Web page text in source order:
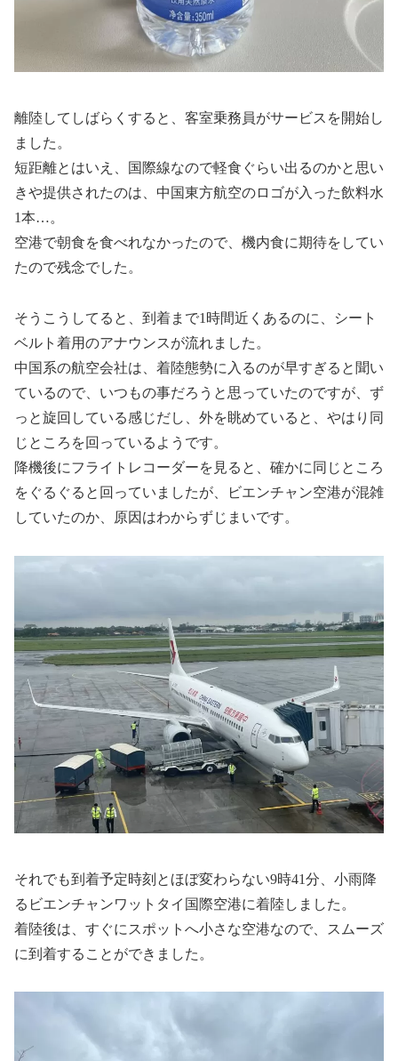
離陸してしばらくすると、客室乗務員がサービスを開始し
ました。
短距離とはいえ、国際線なので軽食ぐらい出るのかと思い
きや提供されたのは、中国東方航空のロゴが入った飲料水
1本…。
空港で朝食を食べれなかったので、機内食に期待をしてい
たので残念でした。
そうこうしてると、到着まで1時間近くあるのに、シート
ベルト着用のアナウンスが流れました。
中国系の航空会社は、着陸態勢に入るのが早すぎると聞い
ているので、いつもの事だろうと思っていたのですが、ず
っと旋回している感じだし、外を眺めていると、やはり同
じところを回っているようです。
降機後にフライトレコーダーを見ると、確かに同じところ
をぐるぐると回っていましたが、ビエンチャン空港が混雑
していたのか、原因はわからずじまいです。
それでも到着予定時刻とほぼ変わらない9時41分、小雨降
るビエンチャンワットタイ国際空港に着陸しました。
着陸後は、すぐにスポットへ小さな空港なので、スムーズ
に到着することができました。